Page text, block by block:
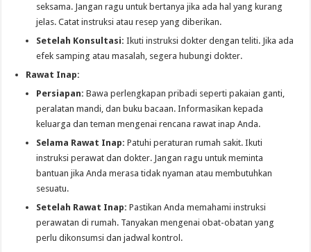
seksama. Jangan ragu untuk bertanya jika ada hal yang kurang
jelas. Catat instruksi atau resep yang diberikan.
Setelah Konsultasi: Ikuti instruksi dokter dengan teliti. Jika ada
efek samping atau masalah, segera hubungi dokter.
Rawat Inap:
Persiapan: Bawa perlengkapan pribadi seperti pakaian ganti,
peralatan mandi, dan buku bacaan. Informasikan kepada
keluarga dan teman mengenai rencana rawat inap Anda.
Selama Rawat Inap: Patuhi peraturan rumah sakit. Ikuti
instruksi perawat dan dokter. Jangan ragu untuk meminta
bantuan jika Anda merasa tidak nyaman atau membutuhkan
sesuatu.
Setelah Rawat Inap: Pastikan Anda memahami instruksi
perawatan di rumah. Tanyakan mengenai obat-obatan yang
perlu dikonsumsi dan jadwal kontrol.